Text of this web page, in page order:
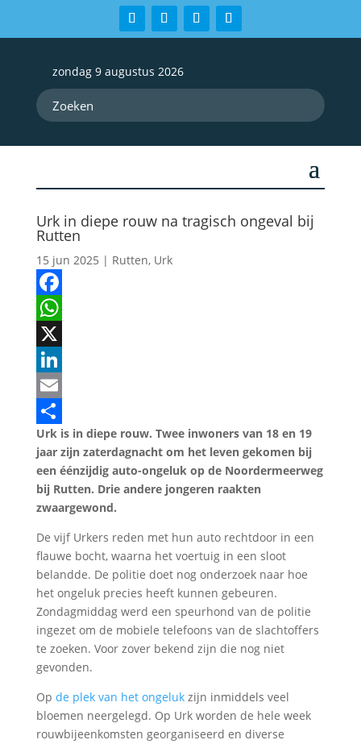
zondag 9 augustus 2026
Urk in diepe rouw na tragisch ongeval bij
Rutten
15 jun 2025 | Rutten, Urk
Facebook
WhatsApp
X
LinkedIn
Email
Delen
Urk is in diepe rouw. Twee inwoners van 18 en 19
jaar zijn zaterdagnacht om het leven gekomen bij
een éénzijdig auto-ongeluk op de Noordermeerweg
bij Rutten. Drie andere jongeren raakten
zwaargewond.
De vijf Urkers reden met hun auto rechtdoor in een
flauwe bocht, waarna het voertuig in een sloot
belandde. De politie doet nog onderzoek naar hoe
het ongeluk precies heeft kunnen gebeuren.
Zondagmiddag werd een speurhond van de politie
ingezet om de mobiele telefoons van de slachtoffers
te zoeken. Voor zover bekend zijn die nog niet
gevonden.
Op de plek van het ongelukzijn inmiddels veel
bloemen neergelegd. Op Urk worden de hele week
rouwbijeenkomsten georganiseerd en diverse